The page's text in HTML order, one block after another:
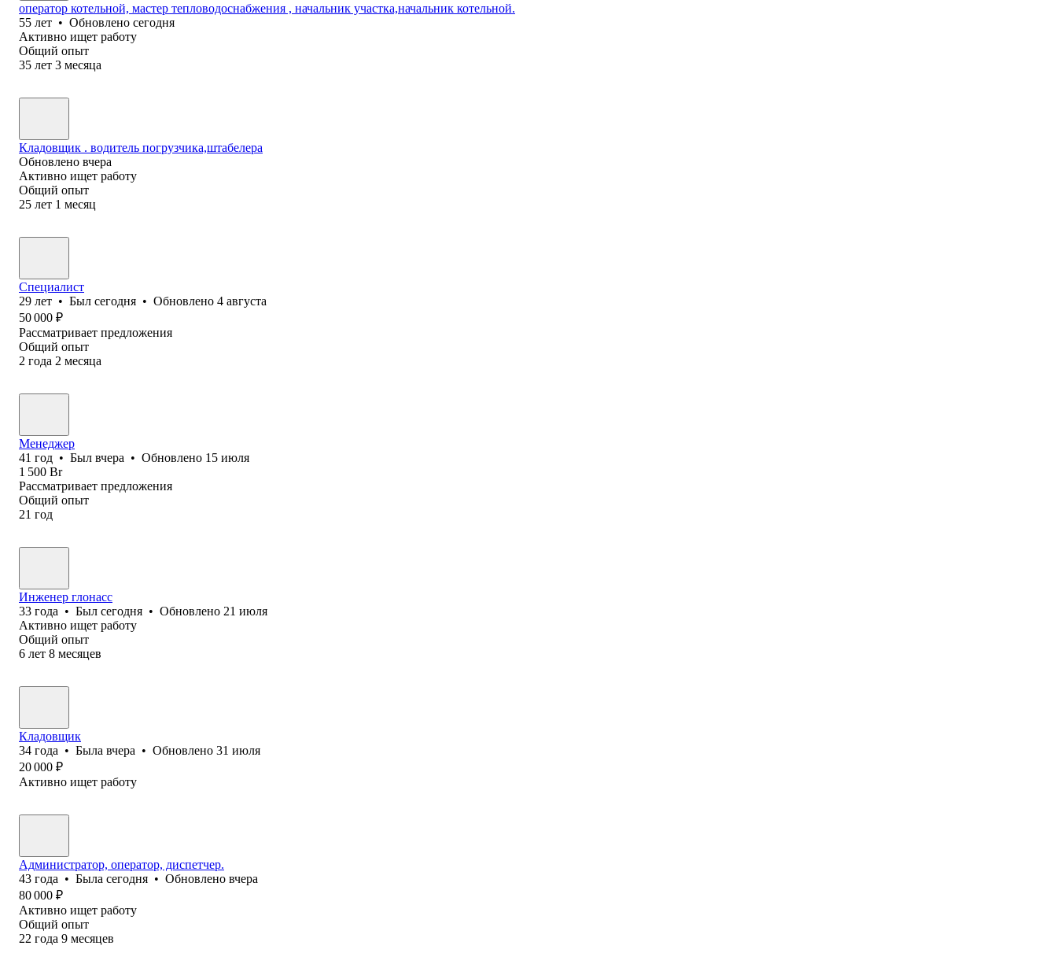
оператор котельной, мастер тепловодоснабжения , начальник участка,начальник котельной.
55 лет • Обновлено сегодня
Активно ищет работу
Общий опыт
35 лет 3 месяца
Кладовщик . водитель погрузчика,штабелера
Обновлено вчера
Активно ищет работу
Общий опыт
25 лет 1 месяц
Специалист
29 лет • Был сегодня • Обновлено 4 августа
50 000 ₽
Рассматривает предложения
Общий опыт
2 года 2 месяца
Менеджер
41 год • Был вчера • Обновлено 15 июля
1 500 Br
Рассматривает предложения
Общий опыт
21 год
Инженер глонасс
33 года • Был сегодня • Обновлено 21 июля
Активно ищет работу
Общий опыт
6 лет 8 месяцев
Кладовщик
34 года • Была вчера • Обновлено 31 июля
20 000 ₽
Активно ищет работу
Администратор, оператор, диспетчер.
43 года • Была сегодня • Обновлено вчера
80 000 ₽
Активно ищет работу
Общий опыт
22 года 9 месяцев